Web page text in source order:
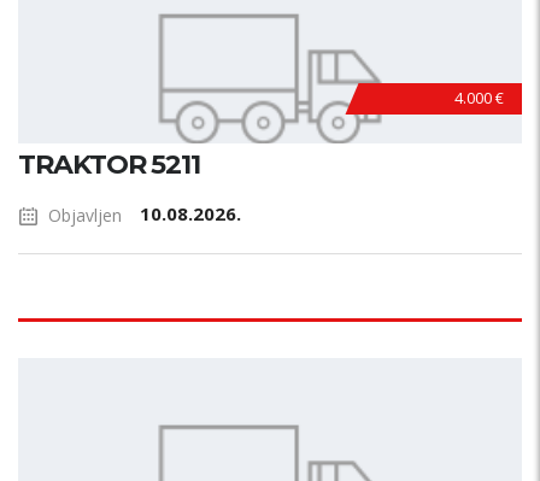
4.000 €
TRAKTOR 5211
Objavljen 10.08.2026.